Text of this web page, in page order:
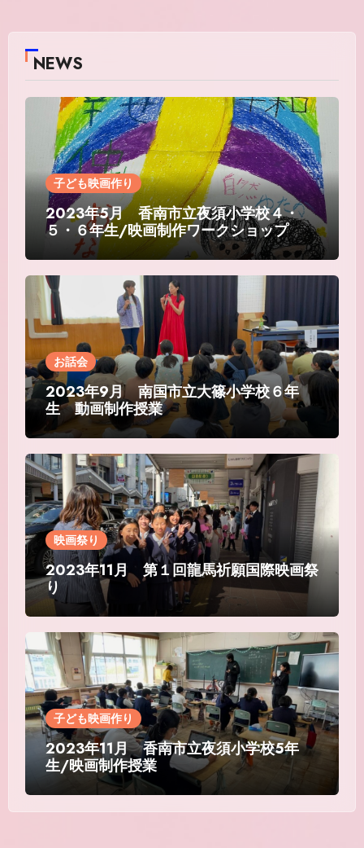
NEWS
子ども映画作り
2023年5月 香南市立夜須小学校４・
５・６年生/映画制作ワークショップ
お話会
2023年9月 南国市立大篠小学校６年
生 動画制作授業
映画祭り
2023年11月 第１回龍馬祈願国際映画祭
り
子ども映画作り
2023年11月 香南市立夜須小学校5年
生/映画制作授業